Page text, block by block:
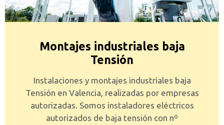
Montajes industriales baja
Tensión
Instalaciones y montajes industriales baja
Tensión en Valencia, realizadas por empresas
autorizadas. Somos instaladores eléctricos
autorizados de baja tensión con nº